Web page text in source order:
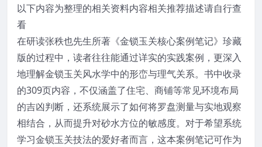
以下内容为整理的相关资料内容相关推荐描述请自行查
看
在研读张秩也先生所著《金锁玉关核心案例笔记》珍藏
版的过程中，读者往往能通过详实的实践案例，更深入
地理解金锁玉关风水学中的形峦与理气关系。书中收录
的309页内容，不仅涵盖了住宅、商铺等常见环境布局
的吉凶判断，还系统展示了如何将罗盘测量与实地观察
相结合，从而提升对砂水方位的敏感度。对于希望系统
学习金锁玉关技法的爱好者而言，这本案例笔记可作为